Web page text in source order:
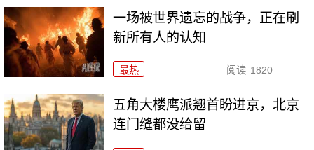
一场被世界遗忘的战争，正在刷
新所有人的认知
最热 阅读 1820
五角大楼鹰派翘首盼进京，北京
连门缝都没给留